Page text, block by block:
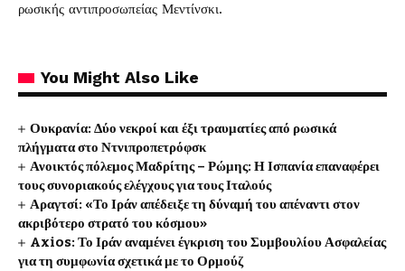
ρωσικής αντιπροσωπείας Μεντίνσκι.
You Might Also Like
Ουκρανία: Δύο νεκροί και έξι τραυματίες από ρωσικά
πλήγματα στο Ντνιπροπετρόφσκ
Ανοικτός πόλεμος Μαδρίτης – Ρώμης: Η Ισπανία επαναφέρει
τους συνοριακούς ελέγχους για τους Ιταλούς
Αραγτσί: «Το Ιράν απέδειξε τη δύναμή του απέναντι στον
ακριβότερο στρατό του κόσμου»
Axios: Το Ιράν αναμένει έγκριση του Συμβουλίου Ασφαλείας
για τη συμφωνία σχετικά με το Ορμούζ